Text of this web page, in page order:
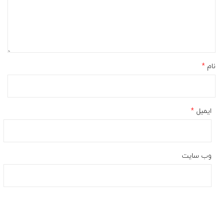
نام *
ایمیل*
وب‌ سایت